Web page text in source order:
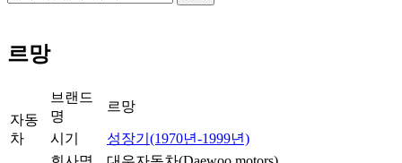
르망
자동
차
브랜드
명
르망
시기
성장기(1970년-1999년)